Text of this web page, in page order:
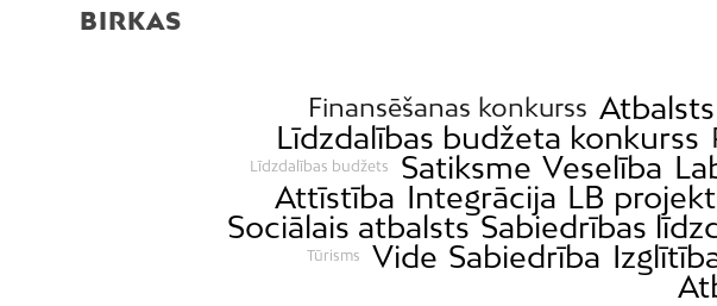
BIRKAS
Finansēšanas konkurss
Līdzdalības budžeta konkurss
Līdzdalības budžets Satiksme Veselība
Attīstība Integrācija LB
Sociālais atbalsts Sabiedrības
Tūrisms Vide Sabiedrība